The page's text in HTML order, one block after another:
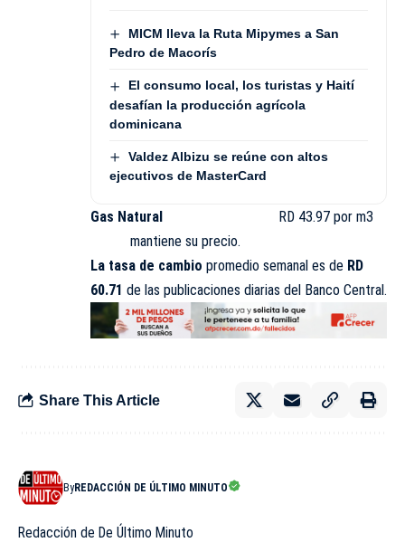
MICM lleva la Ruta Mipymes a San
Pedro de Macorís
El consumo local, los turistas y Haití
desafían la producción agrícola
dominicana
Valdez Albizu se reúne con altos
ejecutivos de MasterCard
Gas Natural RD 43.97 por m3
mantiene su precio.
La tasa de cambio promedio semanal es de RD
60.71 de las publicaciones diarias del Banco Central.
Share This Article
ByREDACCIÓN DE ÚLTIMO MINUTO
Redacción de De Último Minuto